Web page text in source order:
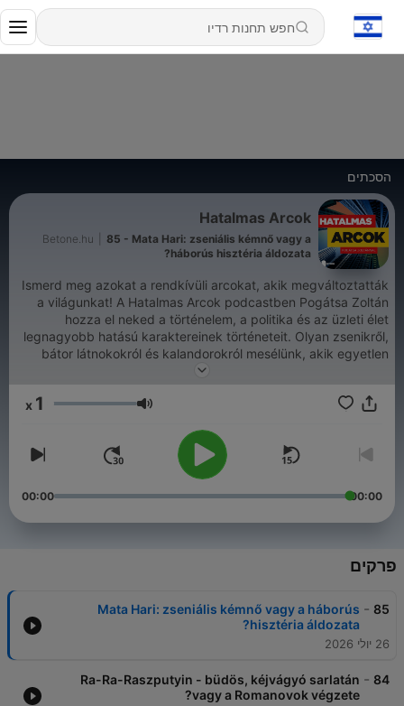
הסכתים
Hatalmas Arcok
Betone.hu
85 - Mata Hari: zseniális kémnő vagy a
háborús hisztéria áldozata?
Ismerd meg azokat a rendkívüli arcokat, akik megváltoztatták
a világunkat! A Hatalmas Arcok podcastben Pogátsa Zoltán
hozza el neked a történelem, a politika és az üzleti élet
legnagyobb hatású karaktereinek történeteit. Olyan zsenikről,
bátor látnokokról és kalandorokról mesélünk, akik egyetlen
életút alatt több életre elegendő élményt, tudást vagy éppen
döntésekből és a legizgalmasabb sorsokból!עוצמת שמע 1
00:00
00:00
פרקים
85
-
Mata Hari: zseniális kémnő vagy a háborús
hisztéria áldozata?
26 יולי 2026
84
-
Ra-Ra-Raszputyin - büdös, kéjvágyó sarlatán
vagy a Romanovok végzete?